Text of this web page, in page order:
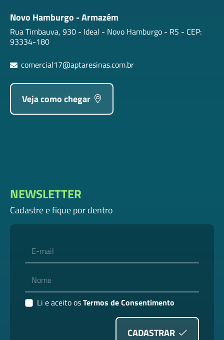
Novo Hamburgo - Armazém
Rua Timbauva, 930 - Ideal - Novo Hamburgo - RS - CEP:
93334-180
comercial17@aptaresinas.com.br
Veja como chegar
NEWSLETTER
Cadastre e fique por dentro
Li e aceito osTermos de Consentimento
CADASTRAR